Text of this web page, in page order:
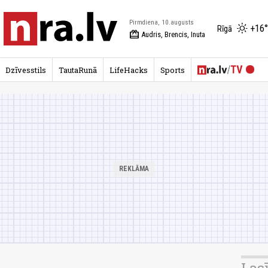
Pirmdiena, 10.augusts
redeem Audris, Brencis, Inuta
Rīgā +16°
Dzīvesstils TautaRunā LifeHacks Sports